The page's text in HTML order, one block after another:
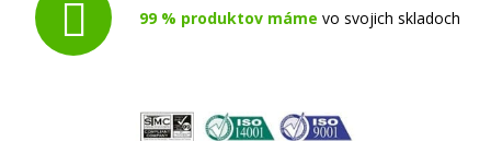
99 % produktov máme vo svojich skladoch